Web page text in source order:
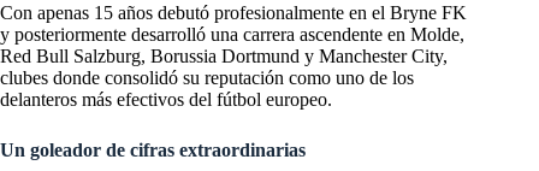
Con apenas 15 años debutó profesionalmente en el Bryne FK
y posteriormente desarrolló una carrera ascendente en Molde,
Red Bull Salzburg, Borussia Dortmund y Manchester City,
clubes donde consolidó su reputación como uno de los
delanteros más efectivos del fútbol europeo.
Un goleador de cifras extraordinarias